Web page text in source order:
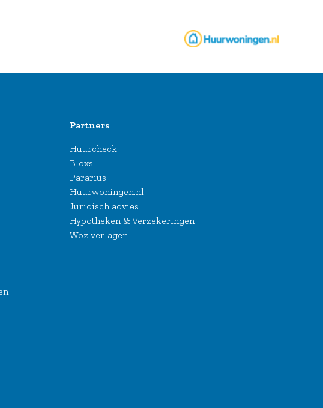
Partners
Huurcheck
Bloxs
Pararius
Huurwoningen.nl
Juridisch advies
Hypotheken & Verzekeringen
Woz verlagen